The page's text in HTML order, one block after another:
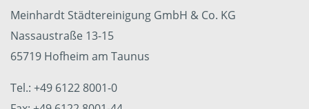
Meinhardt Städtereinigung GmbH & Co. KG
Nassaustraße 13-15
65719 Hofheim am Taunus
Tel.: +49 6122 8001-0